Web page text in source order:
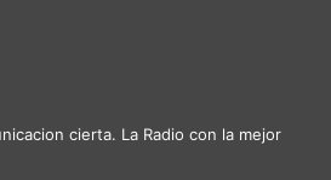
cierta. La Radio con la mejor